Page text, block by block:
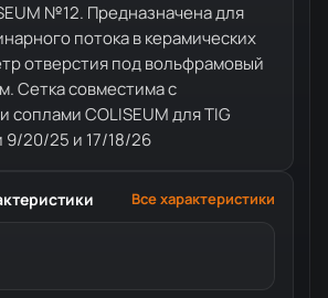
№12. Предназначена для
потока в керамических
отверстия под вольфрамовый
Сетка совместима с
соплами COLISEUM для TIG
9/20/25 и 17/18/26
Все характеристики